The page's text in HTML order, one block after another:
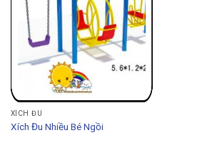
XÍCH ĐU
Xích Đu Nhiều Bé Ngồi